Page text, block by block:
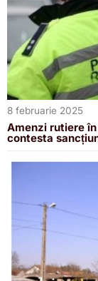
8 februarie 2025
Amenzi rutiere
contesta